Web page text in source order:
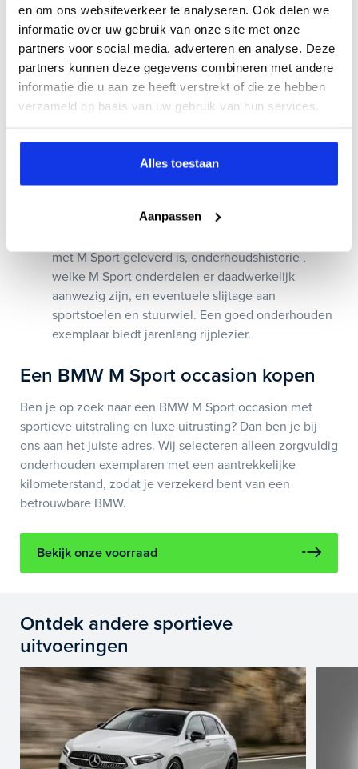
en om ons websiteverkeer te analyseren. Ook delen we
informatie over uw gebruik van onze site met onze
partners voor social media, adverteren en analyse. Deze
partners kunnen deze gegevens combineren met andere
informatie die u aan ze heeft verstrekt of die ze hebben
verzameld op basis van uw gebruik van hun services.
Alles toestaan
Aanpassen
echte BMW M (zoals de M3, M4, M5) heeft
aanzienlijk meer vermogen, aangepaste onderstel,
remmen, aandrijflijn.
Hoe herken je een BMW met M Sport?
Je herkent een BMW met M sport pakket meestal
velgen, sportstoelen, sportievere bumpers en
eventueel donkere raamomlijsting (Shadow Line).
Wanneer je een BMW M Sport occasion bekijkt, is
met M Sport geleverd is, onderhoudshistorie ,
welke M Sport onderdelen er daadwerkelijk
aanwezig zijn, en eventuele slijtage aan
sportstoelen en stuurwiel. Een goed onderhouden
exemplaar biedt jarenlang rijplezier.
Een BMW M Sport occasion kopen
Ben je op zoek naar een BMW M Sport occasion met
sportieve uitstraling en luxe uitrusting? Dan ben je bij
ons aan het juiste adres. Wij selecteren alleen zorgvuldig
onderhouden exemplaren met een aantrekkelijke
kilometerstand, zodat je verzekerd bent van een
betrouwbare BMW.
Bekijk onze voorraad
Ontdek andere sportieve
uitvoeringen